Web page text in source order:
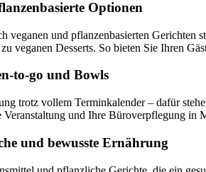
Optionen
veganen und pflanzenbasierten Gerichten
veganen Desserts. So bieten Sie Ihren
to-go und Bowls
trotz vollem Terminkalender – dafür
Veranstaltung und Ihre Büroverpflegung in
und bewusste Ernährung